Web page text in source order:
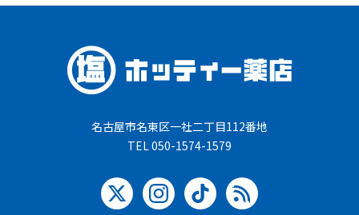
名古屋市名東区一社二丁目112番地
TEL 050-1574-1579